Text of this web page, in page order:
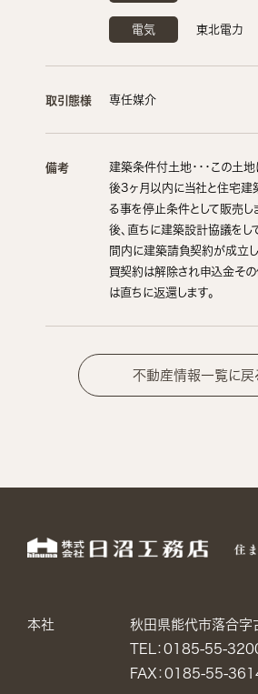
電気 東北電力
取引態様 専任媒介
備考
建築条件付土地・・・この土
後3ヶ月以内に当社と住宅建
る事を停止条件として販売し
後、直ちに建築設計協議をし
間内に建築請負契約が成立
買契約は解除され申込金そ
は直ちに返還します。
不動産情報一覧に戻
本社
秋田県能代市落合
TEL：0185-55-
FAX：0185-55-